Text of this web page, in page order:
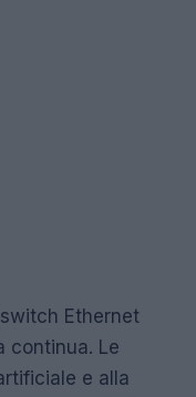
Ethernet
continua. Le
e alla